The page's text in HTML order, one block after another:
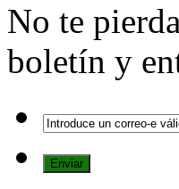
No te
boletín y